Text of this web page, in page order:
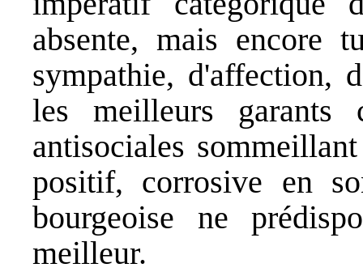
absente, mais encore
sympathie, d'affection,
les meilleurs garants
antisociales
positif, corrosive en
bourgeoise ne
meilleur.